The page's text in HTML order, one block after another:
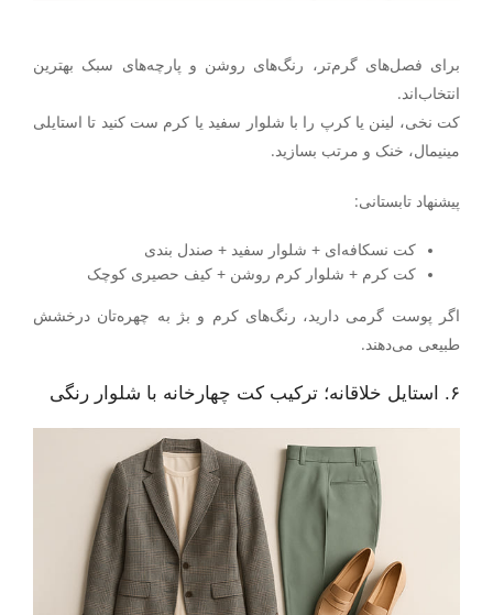
برای فصل‌های گرم‌تر، رنگ‌های روشن و پارچه‌های سبک بهترین
انتخاب‌اند.
کت نخی، لینن یا کرپ را با شلوار سفید یا کرم ست کنید تا استایلی
مینیمال، خنک و مرتب بسازید.
پیشنهاد تابستانی:
کت نسکافه‌ای + شلوار سفید + صندل بندی
کت کرم + شلوار کرم روشن + کیف حصیری کوچک
اگر پوست گرمی دارید، رنگ‌های کرم و بژ به چهره‌تان درخشش
طبیعی می‌دهند.
۶. استایل خلاقانه؛ ترکیب کت چهارخانه با شلوار رنگی